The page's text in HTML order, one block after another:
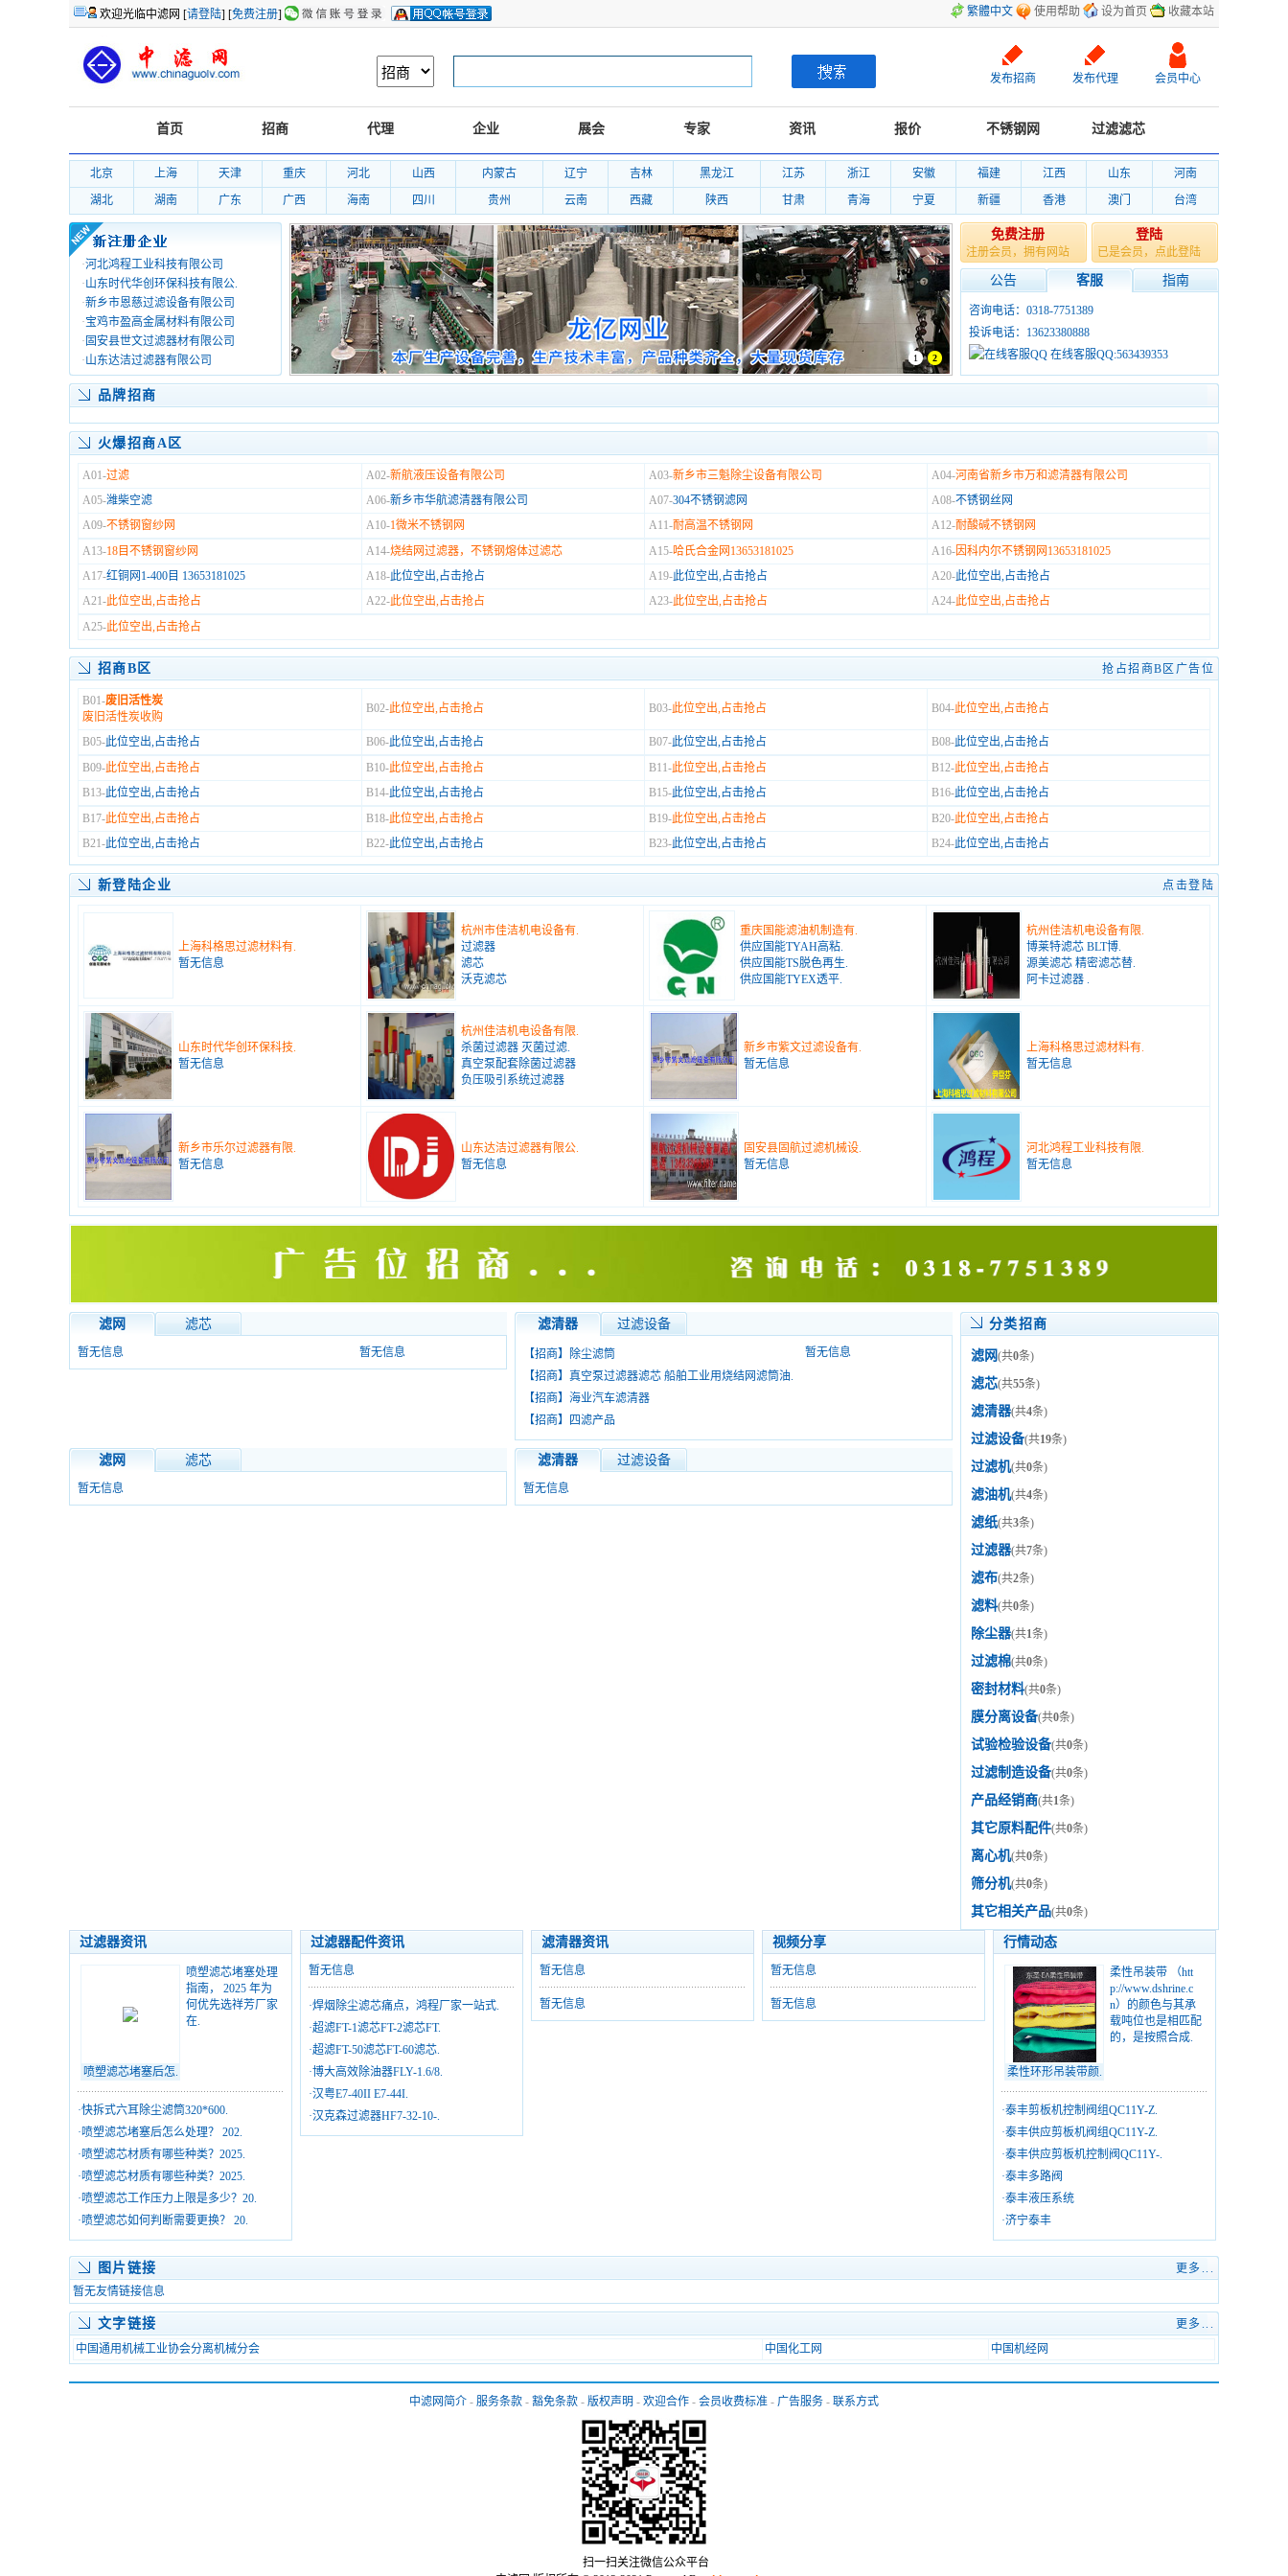
繁體中文 使用帮助 设为首页 收藏本站
欢迎光临中滤网 [请登陆] [免费注册]
发布招商 发布代理 会员中心
首页 招商 代理 企业 展会 专家 资讯 报价 不锈钢网 过滤滤芯
北京 上海 天津 重庆 河北 山西 内蒙古 辽宁 吉林 黑龙江 江苏 浙江 安徽 福建 江西 山东
河南
湖北
湖南 广东 广西 海南 四川 贵州 云南 西藏 陕西 甘肃 青海 宁夏 新疆 香港 澳门 台湾
·河北鸿程工业科技有限公司
·山东时代华创环保科技有限公.
·新乡市恩慈过滤设备有限公司
·宝鸡市盈高金属材料有限公司
· 固安县世文过滤器材有限公司
·山东达洁过滤器有限公司 1 2
免费注册
注册会员，拥有网站
登陆
已是会员，点此登陆
公告 客服 指南
咨询电话：0318-7751389
投诉电话：13623380888
在线客服QQ:563439353
品牌招商
火爆招商A区
A01-过滤 A02-新航液压设备有限公司 A03-新乡市三魁除尘设备有限公司 A04-河南省新乡市万和滤清器有限公司
A05-潍柴空滤 A06-新乡市华航滤清器有限公司 A07-304不锈钢滤网 A08-不锈钢丝网
A09-不锈钢窗纱网 A10-1微米不锈钢网 A11-耐高温不锈钢网 A12-耐酸碱不锈钢网
A13-18目不锈钢窗纱网 A14-烧结网过滤器，不锈钢熔体过滤芯 A15-哈氏合金网13653181025 A16-因科内尔不锈钢网13653181025
A17-红铜网1-400目 13653181025 A18-此位空出,占击抢占 A19-此位空出,占击抢占 A20-此位空出,占击抢占
A21-此位空出,占击抢占 A22-此位空出,占击抢占 A23-此位空出,占击抢占 A24-此位空出,占击抢占
A25-此位空出,占击抢占
抢占招商B区广告位
招商B区
B01-废旧活性炭
废旧活性炭收购
B02-此位空出,占击抢占 B03-此位空出,占击抢占 B04-此位空出,占击抢占
B05-此位空出,占击抢占 B06-此位空出,占击抢占 B07-此位空出,占击抢占 B08-此位空出,占击抢占
B09-此位空出,占击抢占 B10-此位空出,占击抢占 B11-此位空出,占击抢占 B12-此位空出,占击抢占
B13-此位空出,占击抢占 B14-此位空出,占击抢占 B15-此位空出,占击抢占 B16-此位空出,占击抢占
B17-此位空出,占击抢占 B18-此位空出,占击抢占 B19-此位空出,占击抢占 B20-此位空出,占击抢占
B21-此位空出,占击抢占 B22-此位空出,占击抢占 B23-此位空出,占击抢占 B24-此位空出,占击抢占
点击登陆
新登陆企业
上海科格思过滤材料有.
暂无信息
杭州市佳洁机电设备有.
过滤器
滤芯
沃克滤芯
重庆国能滤油机制造有.
供应国能TYAH高粘.
供应国能TS脱色再生.
供应国能TYEX透平.
杭州佳洁机电设备有限.
博莱特滤芯 BLT博.
源美滤芯 精密滤芯替.
阿卡过滤器 .
山东时代华创环保科技.
暂无信息
杭州佳洁机电设备有限.
杀菌过滤器 灭菌过滤.
真空泵配套除菌过滤器
负压吸引系统过滤器
新乡市紫文过滤设备有.
暂无信息
上海科格思过滤材料有.
暂无信息
新乡市乐尔过滤器有限.
暂无信息
山东达洁过滤器有限公.
暂无信息
固安县固航过滤机械设.
暂无信息
河北鸿程工业科技有限.
暂无信息
滤网 滤芯
暂无信息
暂无信息
滤清器 过滤设备
暂无信息
【招商】
除尘滤筒
【招商】 真空泵过滤器滤芯 船舶工业用烧结网滤筒油.
【招商】 海业汽车滤清器
【招商】
四滤产品
滤网 滤芯
暂无信息
滤清器 过滤设备
暂无信息
分类招商
滤网(共0条)
滤芯(共55条)
滤清器(共4条)
过滤设备(共19条)
过滤机(共0条)
滤油机(共4条)
滤纸(共3条)
过滤器(共7条)
滤布(共2条)
滤料(共0条)
除尘器(共1条)
过滤棉(共0条)
密封材料(共0条)
膜分离设备(共0条)
试验检验设备(共0条)
过滤制造设备(共0条)
产品经销商(共1条)
其它原料配件(共0条)
离心机(共0条)
筛分机(共0条)
其它相关产品(共0条)
过滤器资讯
喷塑滤芯堵塞后怎.
喷塑滤芯堵塞处理
指南， 2025 年为
何优先选祥芳厂家
在.
·快拆式六耳除尘滤筒320*600.
·喷塑滤芯堵塞后怎么处理？ 202.
·喷塑滤芯材质有哪些种类？2025.
·喷塑滤芯材质有哪些种类？2025.
·喷塑滤芯工作压力上限是多少？20.
·喷塑滤芯如何判断需要更换？ 20.
过滤器配件资讯
暂无信息
·焊烟除尘滤芯痛点，鸿程厂家一站式.
·超滤FT-1滤芯FT-2滤芯FT.
·超滤FT-50滤芯FT-60滤芯.
·博大高效除油器FLY-1.6/8.
·汉粤E7-40II E7-44I.
·汉克森过滤器HF7-32-10-.
滤清器资讯
暂无信息
暂无信息
视频分享
暂无信息
暂无信息
行情动态
柔性环形吊装带颜.
柔性吊装带 （htt
p://www.dshrine.c
n）的颜色与其承
载吨位也是相匹配
的，是按照合成.
·泰丰剪板机控制阀组QC11Y-Z.
·泰丰供应剪板机阀组QC11Y-Z.
·泰丰供应剪板机控制阀QC11Y-.
·泰丰多路阀
·泰丰液压系统
·济宁泰丰
更多...
图片链接
暂无友情链接信息
更多...
文字链接
中国通用机械工业协会分离机械分会 中国化工网 中国机经网
中滤网简介 - 服务条款 - 豁免条款 - 版权声明 - 欢迎合作 - 会员收费标准 - 广告服务 - 联系方式
扫一扫关注微信公众平台